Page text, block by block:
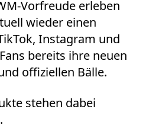
Vorfreude erleben
wieder einen
Instagram und
bereits ihre neuen
offiziellen Bälle.
stehen dabei